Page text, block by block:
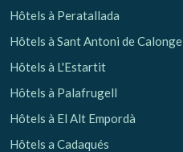
Hôtels à Peratallada
Hôtels à Sant Antoni de Calonge
Hôtels à L'Estartit
Hôtels à Palafrugell
Hôtels à El Alt Empordà
Hôtels a Cadaqués